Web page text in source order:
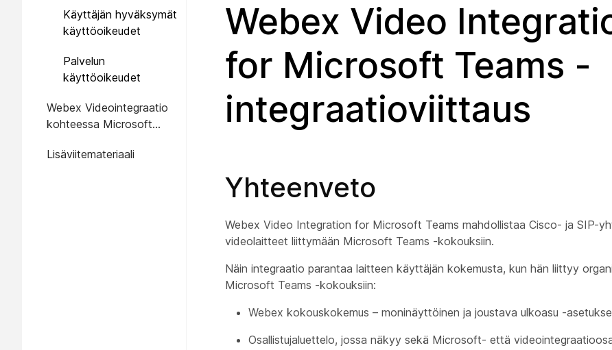
Käyttäjän hyväksymät
käyttöoikeudet
Palvelun
käyttöoikeudet
Webex Videointegraatio
kohteessa Microsoft
Lisäviitemateriaali
Webex Video
for Microsoft Teams -
integraatioviittaus
Yhteenveto
Webex Video Integration for Microsoft Teams mahdollistaa Cisco- ja SIP-
videolaitteet liittymään Microsoft Teams -kokouksiin.
Näin integraatio parantaa laitteen käyttäjän kokemusta, kun hän liittyy
Microsoft Teams -kokouksiin:
Webex kokouskokemus – moninäyttöinen ja joustava ulkoasu -
Osallistujaluettelo, jossa näkyy sekä Microsoft- että